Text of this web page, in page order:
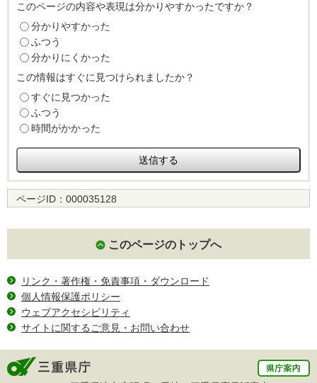
このページの内容や表現は分かりやすかったですか？
分かりやすかった
ふつう
分かりにくかった
この情報はすぐに見つけられましたか？
すぐに見つかった
ふつう
時間がかかった
ページID： 000035128
このページのトップへ
リンク・著作権・免責事項・ダウンロード
個人情報保護ポリシー
ウェブアクセシビリティ
サイトに関するご意見・お問い合わせ